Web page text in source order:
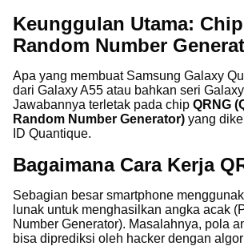
Keunggulan Utama:
Random Number
Apa yang membuat Samsung Galaxy
dari Galaxy A55 atau bahkan seri
Jawabannya terletak pada chip QRNG
Random Number Generator) yang
ID Quantique.
Bagaimana Cara Kerja
Sebagian besar smartphone
lunak untuk menghasilkan angka acak
Number Generator). Masalahnya, pola
bisa diprediksi oleh hacker dengan